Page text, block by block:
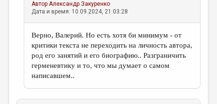
АвторАлександр Закуренко
Дата и время: 10.09.2024, 21:03:28
Верно, Валерий. Но есть хотя би минимум - от
критики текста не переходить на личность автора,
род его занятий и его биографию.. Разграничить
герменевтику и то, что мы думает о самом
написавшем..